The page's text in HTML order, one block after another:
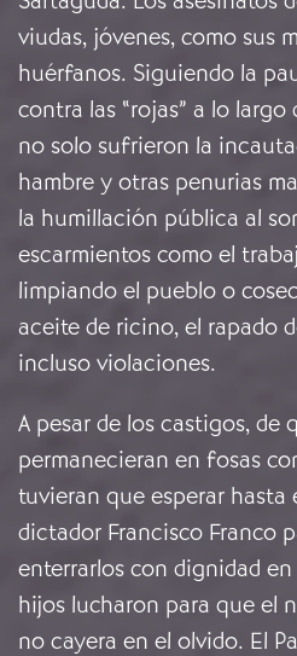
viudas, jóvenes, como sus
huérfanos. Siguiendo la
contra las “rojas” a lo
no solo sufrieron la
hambre y otras penurias
la humillación pública al
escarmientos como el
limpiando el pueblo o
aceite de ricino, el rapado
incluso violaciones.
A pesar de los castigos, de
permanecieran en fosas
tuvieran que esperar hasta
dictador Francisco Franco
enterrarlos con dignidad
hijos lucharon para que el
no cayera en el olvido. El